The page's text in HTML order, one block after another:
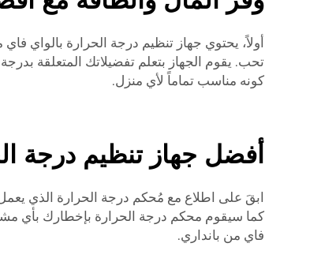
أولاً، يحتوي جهاز تنظيم درجة الحرارة بالواي
تحب. يقوم الجهاز بتعلم تفضيلاتك المتعلقة
كونه مناسب تماماً لأي منزل.
أفضل جهاز تنظيم درجة
ابقَ على اطلاع مع مُحكم درجة الحرارة الذي
كما سيقوم محكم درجة الحرارة بإخطارك بأي
فاي من بانداري.